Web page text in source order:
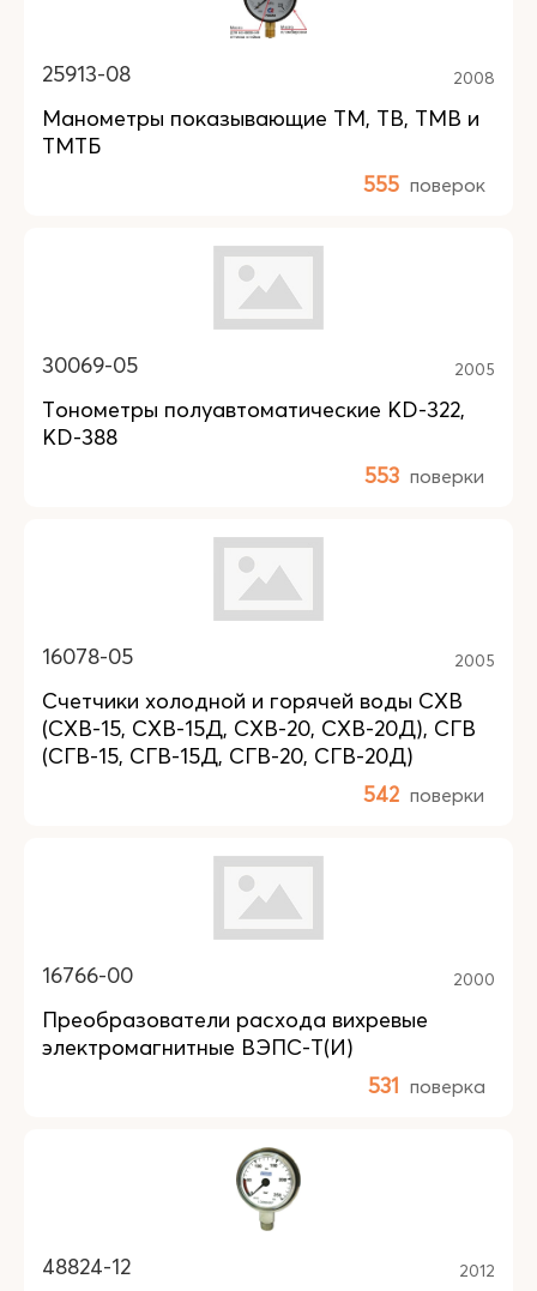
25913-08 2008
Манометры показывающие ТМ, ТВ, ТМВ и
ТМТБ
555 поверок
30069-05 2005
Тонометры полуавтоматические KD-322,
KD-388
553 поверки
16078-05 2005
Счетчики холодной и горячей воды СХВ
(СХВ-15, СХВ-15Д, СХВ-20, СХВ-20Д), СГВ
(СГВ-15, СГВ-15Д, СГВ-20, СГВ-20Д)
542 поверки
16766-00 2000
Преобразователи расхода вихревые
электромагнитные ВЭПС-Т(И)
531 поверка
48824-12 2012